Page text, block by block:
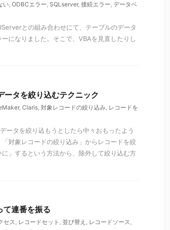
い, ODBCエラー, SQLserver, 接続エラー, データベ
との組み合わせにて、テーブルのデータ
になりました。そこで、VBAを見直したりし
ータを絞り込むテクニック
, Claris, 対象レコードの絞り込み, レコードを
ータを絞り込もうとしたら中々おもったよう
対象レコードの絞り込み」からレコードを絞
」するという方法から、除外して絞り込む方
て連番を振る
セス, レコードセット , 並び替え , レコードソース,